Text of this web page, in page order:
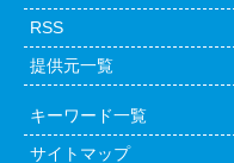
RSS
提供元一覧
キーワード一覧
サイトマップ